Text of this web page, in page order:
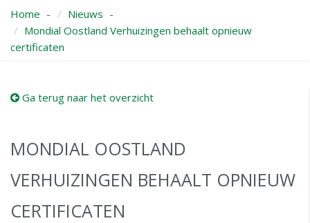
Home
Nieuws
Mondial Oostland Verhuizingen behaalt opnieuw
certificaten
Ga terug naar het overzicht
MONDIAL OOSTLAND
VERHUIZINGEN BEHAALT OPNIEUW
CERTIFICATEN